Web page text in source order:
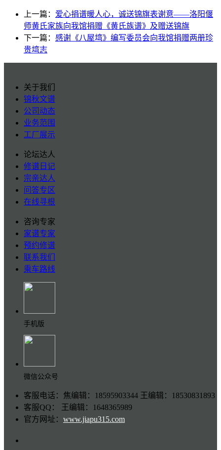
上一篇： 爱心捐谱暖人心，诚送锦旗表谢意——洛阳偃
师黄氏家族向我馆捐赠《黄氏族谱》及赠送锦旗
下一篇： 感谢《八屋塆》编写委员会向我馆捐赠两册珍
贵塆志
关于我们
锦秋文谱
公司动态
业务范围
工厂展示
论坛达人
修谱日记
宗亲达人
问答专区
在线寻根
咨询专家
家谱专家
预约修谱
联系我们
乘车路线
手机版
微信公众号
客服电话：焦编辑：18595903344 王编辑：18530831893
客服QQ： 王编辑：1648365989
官方网址： www.jiapu315.com